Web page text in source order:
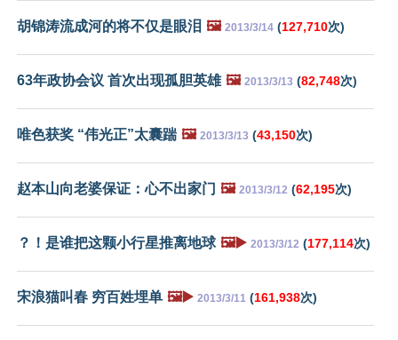
胡锦涛流成河的将不仅是眼泪 🖼️ 2013/3/14 (127,710次)
63年政协会议 首次出现孤胆英雄 🖼️ 2013/3/13 (82,748次)
唯色获奖 “伟光正”太囊踹 🖼️ 2013/3/13 (43,150次)
赵本山向老婆保证：心不出家门 🖼️ 2013/3/12 (62,195次)
？！是谁把这颗小行星推离地球 🖼️▶️ 2013/3/12 (177,114次)
宋浪猫叫春 穷百姓埋单 🖼️▶️ 2013/3/11 (161,938次)